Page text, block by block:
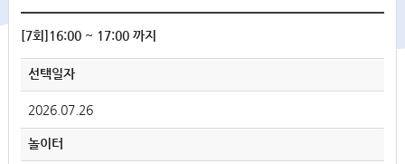
[7회]16:00 ~ 17:00 까지
선택일자
2026.07.26
놀이터